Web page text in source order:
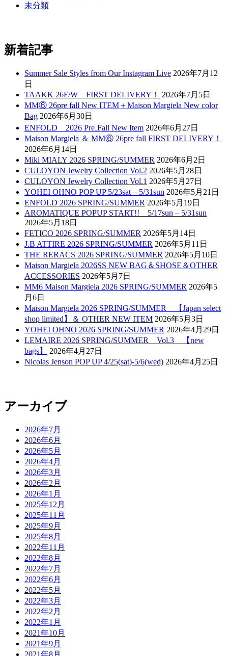
未分類
新着記事
Summer Sale Styles from Our Instagram Live 2026年7月12
日
TAAKK 26F/W FIRST DELIVERY！
2026年7月5日
MM⑥ 26pre fall New ITEM＋Maison Margiela New color
Bag 2026年6月30日
ENFOLD 2026 Pre₋Fall New Item 2026年6月27日
Maison Margiela ＆ MM⑥ 26pre fall FIRST DELIVERY！
2026年6月14日
Miki MIALY 2026 SPRING/SUMMER 2026年6月2日
CULOYON Jewelry Collection Vol.2 2026年5月28日
CULOYON Jewelry Collection Vol.1 2026年5月27日
YOHEI OHNO POP UP 5/23sat – 5/31sun 2026年5月21日
ENFOLD 2026 SPRING/SUMMER 2026年5月19日
AROMATIQUE POPUP START!! 5/17sun – 5/31sun
2026年5月18日
FETICO 2026 SPRING/SUMMER 2026年5月14日
J.B ATTIRE 2026 SPRING/SUMMER 2026年5月11日
THE RERACS 2026 SPRING/SUMMER 2026年5月10日
Maison Margiela 2026SS NEW BAG＆SHOSE＆OTHER
ACCESSORIES 2026年5月7日
MM6 Maison Margiela 2026 SPRING/SUMMER 2026年5
月6日
Maison Margiela 2026 SPRING/SUMMER 【Japan select
shop limited】＆ OTHER NEW ITEM 2026年5月3日
YOHEI OHNO 2026 SPRING/SUMMER 2026年4月29日
LEMAIRE 2026 SPRING/SUMMER Vol.3 【new
bags】
2026年4月27日
Nicolas Jenson POP UP 4/25(sat)-5/6(wed) 2026年4月25日
アーカイブ
2026年7月
2026年6月
2026年5月
2026年4月
2026年3月
2026年2月
2026年1月
2025年12月
2025年11月
2025年9月
2025年8月
2022年11月
2022年8月
2022年7月
2022年6月
2022年5月
2022年3月
2022年2月
2022年1月
2021年10月
2021年9月
2021年8月